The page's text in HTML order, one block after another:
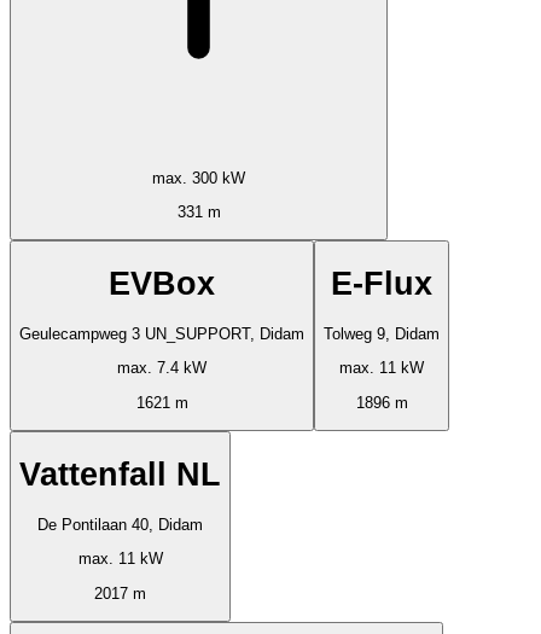
max. 300 kW
331 m
EVBox
Geulecampweg 3 UN_SUPPORT, Didam
max. 7.4 kW
1621 m
E-Flux
Tolweg 9, Didam
max. 11 kW
1896 m
Vattenfall NL
De Pontilaan 40, Didam
max. 11 kW
2017 m